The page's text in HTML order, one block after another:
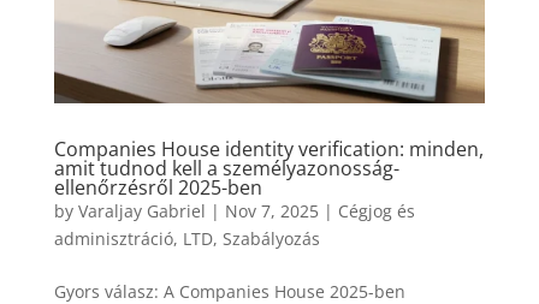
Companies House identity verification: minden,
amit tudnod kell a személyazonosság-
ellenőrzésről 2025-ben
by Varaljay Gabriel | Nov 7, 2025| Cégjog és
adminisztráció, LTD, Szabályozás
Gyors válasz: A Companies House 2025-ben